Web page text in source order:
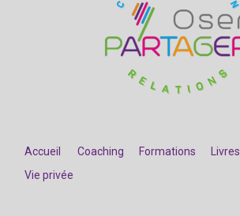
Accueil Coaching Formations Livres
Vie privée